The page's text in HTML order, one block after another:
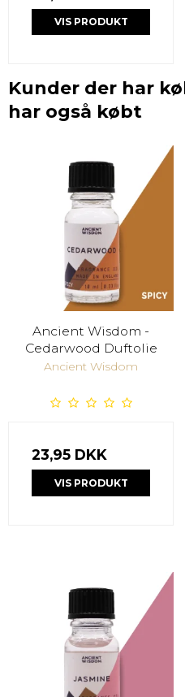
VIS PRODUKT
Kunder der har
har også købt
Ancient Wisdom -
Cedarwood Duftolie
Ancient Wisdom
23,95 DKK
VIS PRODUKT